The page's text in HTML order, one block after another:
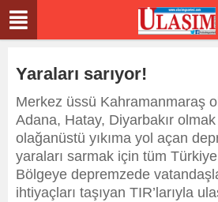
Yaraları sarıyor!
Merkez üssü Kahramanmaraş
Adana, Hatay, Diyarbakır
olağanüstü yıkıma yol açan
yaraları sarmak için tüm
Bölgeye depremzede
ihtiyaçları taşıyan TIR’larıyla